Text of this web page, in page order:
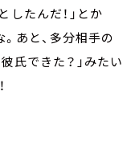
したんだ！」とか
。あと、多分相手の
氏できた？」みたい